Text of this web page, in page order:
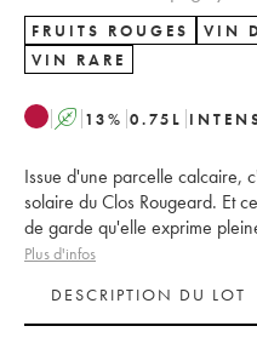
FRUITS ROUGES
VIN
VIN RARE
A 13% 0.75 L
Issue d'une parcelle calcaire,
solaire du Clos Rougeard. Et
de garde qu'elle exprime
Plus d'infos
DESCRIPTION DU LOT